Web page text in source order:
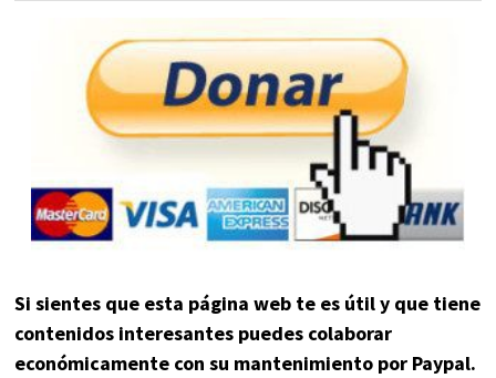
Si sientes que esta página web te es útil y que tiene
contenidos interesantes puedes colaborar
económicamente con su mantenimiento por Paypal.